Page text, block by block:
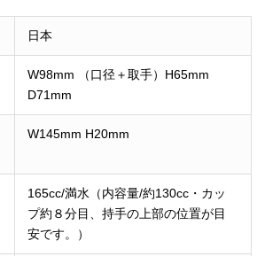
日本
W98mm （口径＋取手）H65mm
D71mm
W145mm H20mm
165cc/満水（内容量/約130cc・カッ
プ約８分目、持手の上部の位置が目
安です。）